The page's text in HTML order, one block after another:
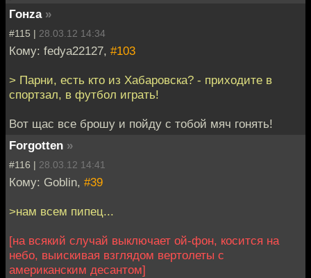
Гонzа »
#115 | 28.03.12 14:34
Кому: fedya22127, #103
> Парни, есть кто из Хабаровска? - приходите в
спортзал, в футбол играть!
Вот щас все брошу и пойду с тобой мяч гонять!
Forgotten »
#116 | 28.03.12 14:41
Кому: Goblin, #39
>нам всем пипец...
[на всякий случай выключает ой-фон, косится на
небо, выискивая взглядом вертолеты с
американским десантом]